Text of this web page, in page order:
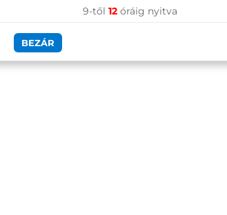
9-től 12óráig nyitva
BEZÁR